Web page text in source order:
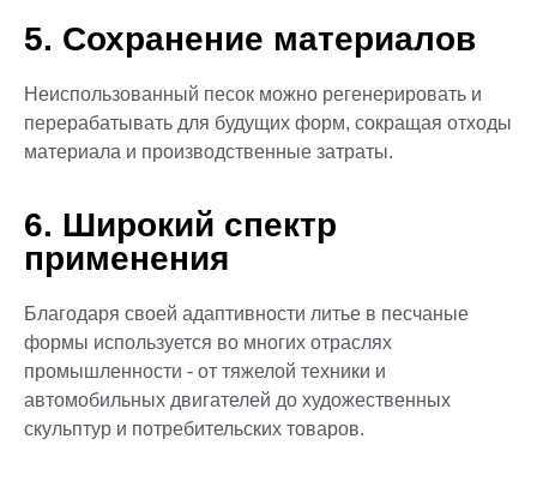
5. Сохранение материалов
Неиспользованный песок можно регенерировать и
перерабатывать для будущих форм, сокращая отходы
материала и производственные затраты.
6. Широкий спектр
применения
Благодаря своей адаптивности литье в песчаные
формы используется во многих отраслях
промышленности - от тяжелой техники и
автомобильных двигателей до художественных
скульптур и потребительских товаров.